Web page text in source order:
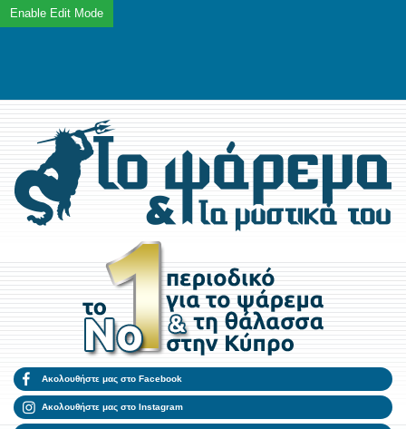
Ακολουθήστε μας στο Facebook
Ακολουθήστε μας στο Instagram